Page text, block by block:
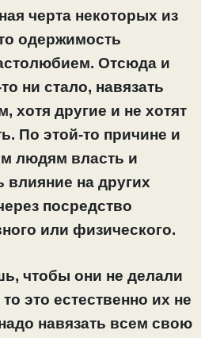
черта некоторых из
одержимость
Отсюда и
ни стало, навязать
хотя другие и не хотят
По этой-то причине и
людям власть и
влияние на других
посредство
или физического.
чтобы они не делали
это естественно их не
навязать всем свою